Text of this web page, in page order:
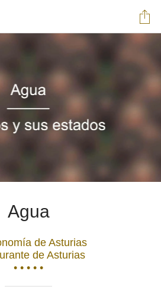
Agua
de Asturias
de Asturias
• • • • •